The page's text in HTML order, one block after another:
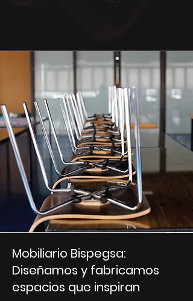
Mobiliario Bispegsa:
Diseñamos y fabricamos
espacios que inspiran